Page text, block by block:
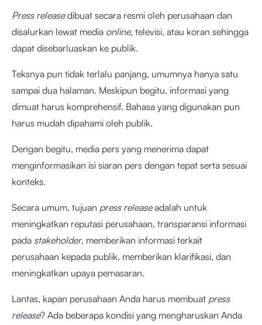
Press releasedibuat secara resmi oleh perusahaan dan
disalurkan lewat media online, televisi, atau koran sehingga
dapat disebarluaskan ke publik.
Teksnya pun tidak terlalu panjang, umumnya hanya satu
sampai dua halaman. Meskipun begitu, informasi yang
dimuat harus komprehensif. Bahasa yang digunakan pun
harus mudah dipahami oleh publik.
Dengan begitu, media pers yang menerima dapat
menginformasikan isi siaran pers dengan tepat serta sesuai
konteks.
Secara umum, tujuan press releaseadalah untuk
meningkatkan reputasi perusahaan, transparansi informasi
pada stakeholder, memberikan informasi terkait
perusahaan kepada publik, memberikan klarifikasi, dan
meningkatkan upaya pemasaran.
Lantas, kapan perusahaan Anda harus membuat press
release? Ada beberapa kondisi yang mengharuskan Anda